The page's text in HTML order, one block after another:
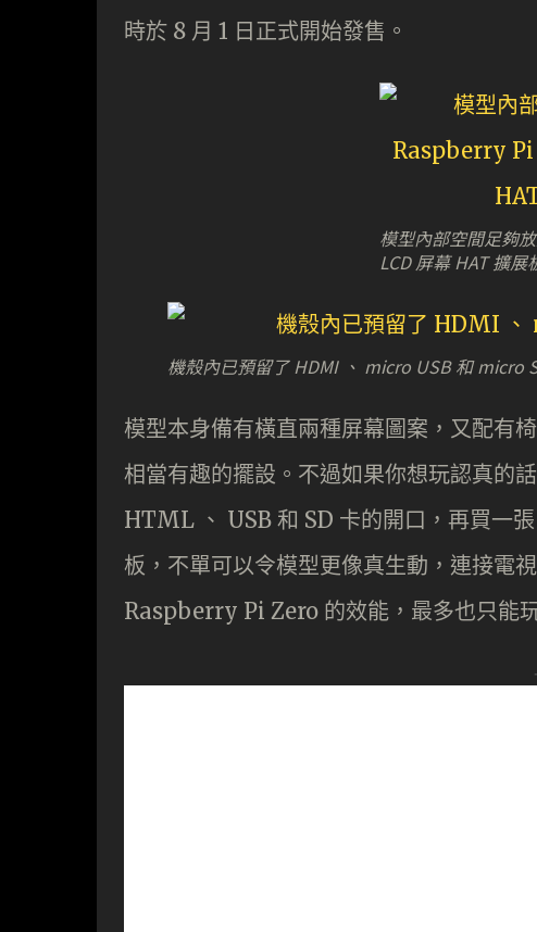
時於 8 月 1 日正式開始發售。
模型內部空間足夠
LCD 屏幕 HAT 擴展
機殼內已預留了 HDMI 、 micro USB 和 micro
模型本身備有橫直兩種屏幕圖案，又配有
相當有趣的擺設。不過如果你想玩認真
HTML 、 USB 和 SD 卡的開口，再買一
板，不單可以令模型更像真生動，連接電
Raspberry Pi Zero 的效能，最多也只能